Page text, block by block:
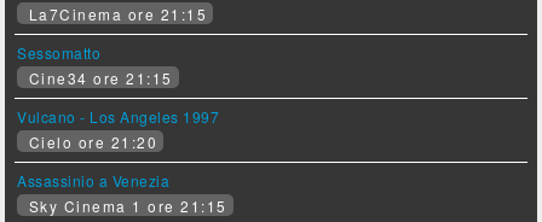
La7Cinema ore 21:15
Sessomatto
Cine34 ore 21:15
Vulcano - Los Angeles 1997
Cielo ore 21:20
Assassinio a Venezia
Sky Cinema 1 ore 21:15